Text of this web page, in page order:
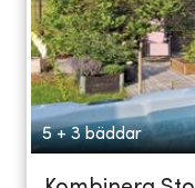
5 + 3 bäddar